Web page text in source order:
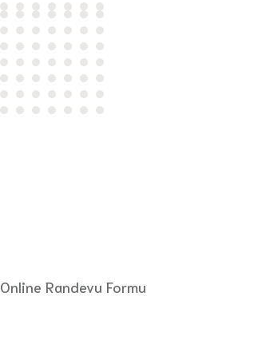
Online Randevu Formu